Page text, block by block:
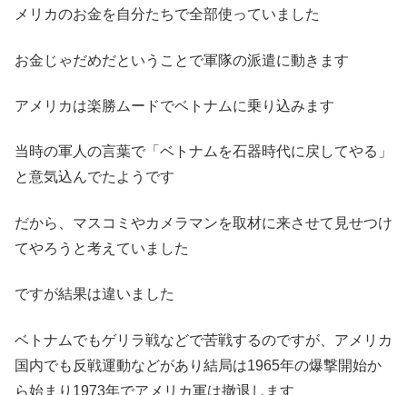
メリカのお金を自分たちで全部使っていました
お金じゃだめだということで軍隊の派遣に動きます
アメリカは楽勝ムードでベトナムに乗り込みます
当時の軍人の言葉で「ベトナムを石器時代に戻してやる」
と意気込んでたようです
だから、マスコミやカメラマンを取材に来させて見せつけ
てやろうと考えていました
ですが結果は違いました
ベトナムでもゲリラ戦などで苦戦するのですが、アメリカ
国内でも反戦運動などがあり結局は1965年の爆撃開始か
ら始まり1973年でアメリカ軍は撤退します